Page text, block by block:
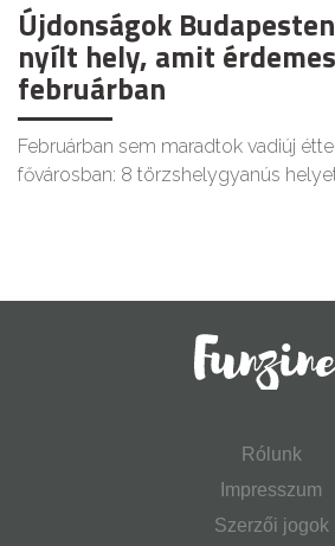
Újdonságok
nyílt hely, amit
februárban
Februárban sem maradtok vadiúj
fővárosban: 8 törzshelygyanús
Rólunk
Impresszum
Szerzői jogok